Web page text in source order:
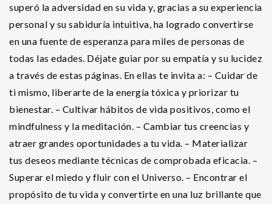
superó la adversidad en su vida y, gracias a su experiencia
personal y su sabiduría intuitiva, ha logrado convertirse
en una fuente de esperanza para miles de personas de
todas las edades. Déjate guiar por su empatía y su lucidez
a través de estas páginas. En ellas te invita a: – Cuidar de
ti mismo, liberarte de la energía tóxica y priorizar tu
bienestar. – Cultivar hábitos de vida positivos, como el
mindfulness y la meditación. – Cambiar tus creencias y
atraer grandes oportunidades a tu vida. – Materializar
tus deseos mediante técnicas de comprobada eficacia. –
Superar el miedo y fluir con el Universo. – Encontrar el
propósito de tu vida y convertirte en una luz brillante que